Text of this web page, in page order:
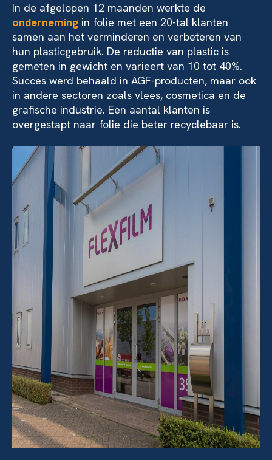
In de afgelopen 12 maanden werkte de
onderneming in folie met een 20-tal klanten
samen aan het verminderen en verbeteren van
hun plasticgebruik. De reductie van plastic is
gemeten in gewicht en varieert van 10 tot 40%.
Succes werd behaald in AGF-producten, maar ook
in andere sectoren zoals vlees, cosmetica en de
grafische industrie. Een aantal klanten is
overgestapt naar folie die beter recyclebaar is.